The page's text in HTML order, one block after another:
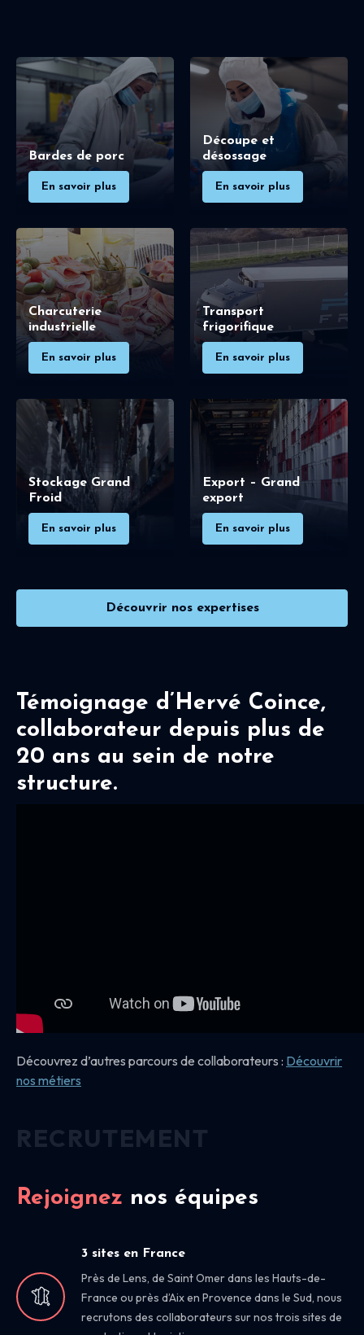
Bardes de porc
En savoir plus
Découpe et
désossage
En savoir plus
Charcuterie
industrielle
En savoir plus
Transport
frigorifique
En savoir plus
Stockage Grand
Froid
En savoir plus
Export – Grand
export
En savoir plus
Découvrir nos expertises
Témoignage d’Hervé Coince,
collaborateur depuis plus de
20 ans au sein de notre
structure.
Découvrez d’autres parcours de collaborateurs : Découvrir
nos métiers
Rejoignez nos équipes
3 sites en France
Près de Lens, de Saint Omer dans les Hauts-de-
France ou près d’Aix en Provence dans le Sud, nous
recrutons des collaborateurs sur nos trois sites de
RECRUTEMENT